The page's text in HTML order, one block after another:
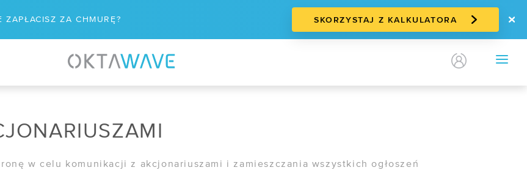
ZAPŁACISZ ZA CHMURĘ? SKORZYSTAJ Z KALKULATORA
- VCSP / Dla mediów
/ Kariera / EZD RP
w celu komunikacji z akcjonariuszami i zamieszczania wszystkich ogłoszeń